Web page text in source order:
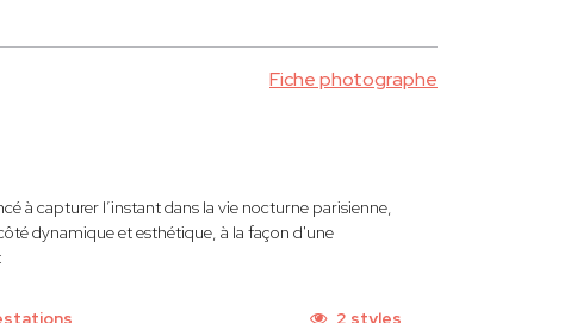
Fiche photographe
à capturer l’instant dans la vie nocturne parisienne,
dynamique et esthétique, à la façon d'une
2 styles